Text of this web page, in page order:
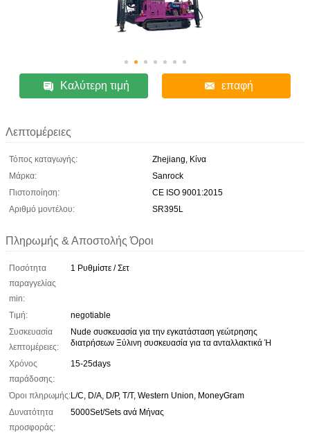
Καλύτερη τιμή επαφή
Λεπτομέρειες
Τόπος καταγωγής:
Zhejiang, Κίνα
Μάρκα:
Sanrock
Πιστοποίηση:
CE ISO 9001:2015
Αριθμό μοντέλου:
SR395L
Πληρωμής & Αποστολής Όροι
Ποσότητα
παραγγελίας
min:
1 Ρυθμίστε / Σετ
Τιμή:
negotiable
Συσκευασία
λεπτομέρειες:
Nude συσκευασία για την εγκατάσταση γεώτρησης
διατρήσεων Ξύλινη συσκευασία για τα ανταλλακτικά Ή
Χρόνος
παράδοσης:
15-25days
Όροι πληρωμής:L/C, D/A, D/P, T/T, Western Union, MoneyGram
Δυνατότητα
προσφοράς:
5000Set/Sets ανά Μήνας